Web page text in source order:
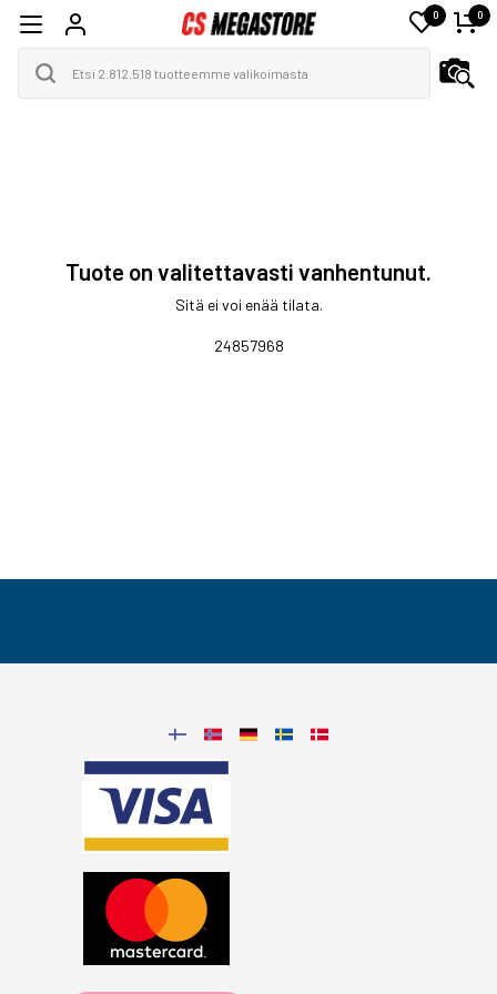
0 0
Tuote on valitettavasti vanhentunut.
Sitä ei voi enää tilata.
24857968